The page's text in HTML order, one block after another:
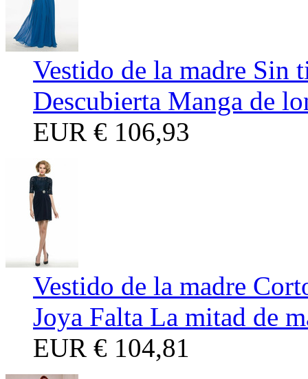
Vestido de la madre Sin
Descubierta Manga de
EUR € 106,93
Vestido de la madre
Joya Falta La mitad de
EUR € 104,81